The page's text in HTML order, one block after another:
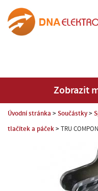
Zobrazit
Úvodní stránka Součástky
tlačítek a páček TRU